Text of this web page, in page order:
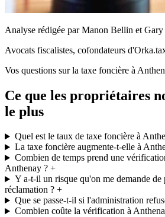
Analyse rédigée par Manon Bellin et Gary
Avocats fiscalistes, cofondateurs
Vos questions sur la taxe foncière à
Ce que les propriétaires
le plus
Quel est le taux de taxe foncière à
La taxe foncière augmente-t-elle à
Combien de temps prend une
Anthenay ? +
Y a-t-il un risque qu'on me demande de
réclamation ? +
Que se passe-t-il si l'administration
Combien coûte la vérification à